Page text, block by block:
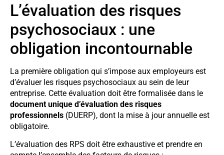
L’évaluation des risques
psychosociaux : une
obligation incontournable
La première obligation qui s’impose aux employeurs est
d’évaluer les risques psychosociaux au sein de leur
entreprise. Cette évaluation doit être formalisée dans le
document unique d’évaluation des risques
professionnels (DUERP), dont la mise à jour annuelle est
obligatoire.
L’évaluation des RPS doit être exhaustive et prendre en